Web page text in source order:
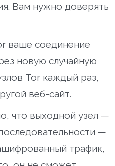
Вам нужно доверять
ваше соединение
новую случайную
Tor каждый раз,
веб-сайт.
что выходной узел —
—
трафик,